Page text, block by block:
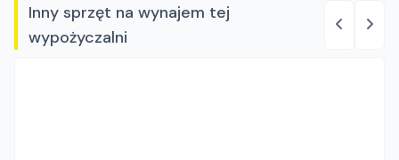
Inny sprzęt na wynajem tej
wypożyczalni